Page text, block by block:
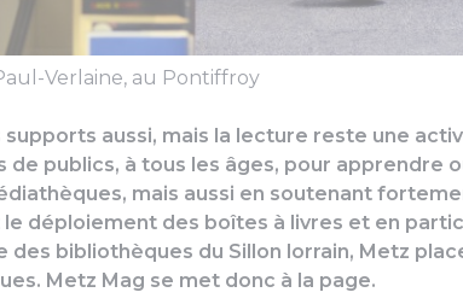
Verlaine, au Pontiffroy
aussi, mais la lecture reste une
publics, à tous les âges, pour apprendre
mais aussi en soutenant
déploiement des boîtes à livres et en
bibliothèques du Sillon lorrain, Metz
Metz Mag se met donc à la page.